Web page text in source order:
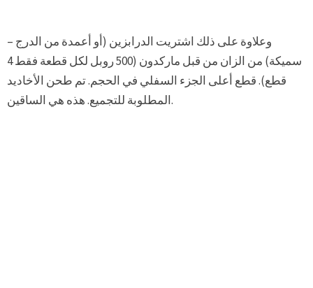
وعلاوة على ذلك اشتريت الدرابزين (أو أعمدة من الدرج –
سميكة) من الزان من قبل ماركدون (500 روبل لكل قطعة فقط 4
قطع). قطع أعلى الجزء السفلي في الحجم. تم طحن الأخاديد
المطلوبة للتجميع. هذه هي الساقين.